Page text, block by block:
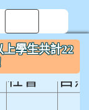
學生共計22
等級以上
～！
社會
自